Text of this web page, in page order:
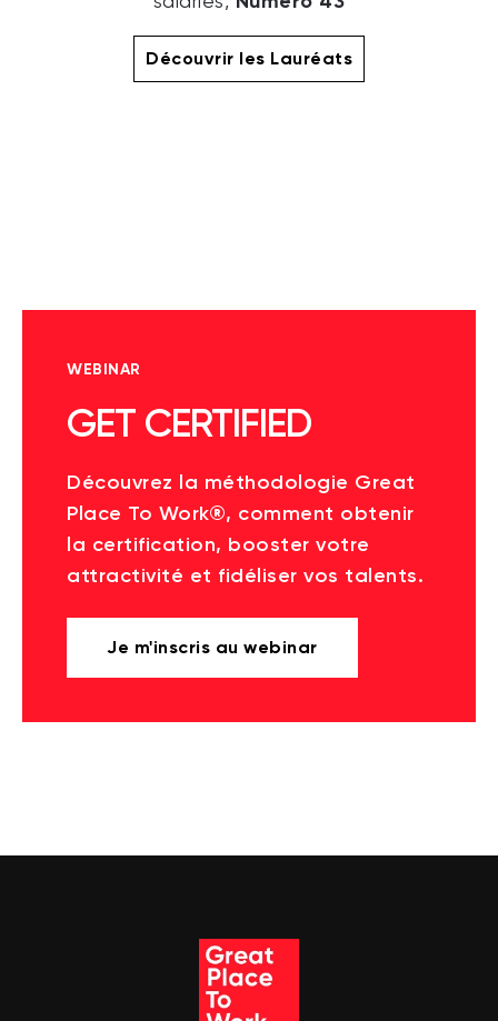
Découvrir les Lauréats
WEBINAR
GET CERTIFIED
Découvrez la méthodologie Great
Place To Work®, comment obtenir
la certification, booster votre
attractivité et fidéliser vos talents.
Je m'inscris au webinar